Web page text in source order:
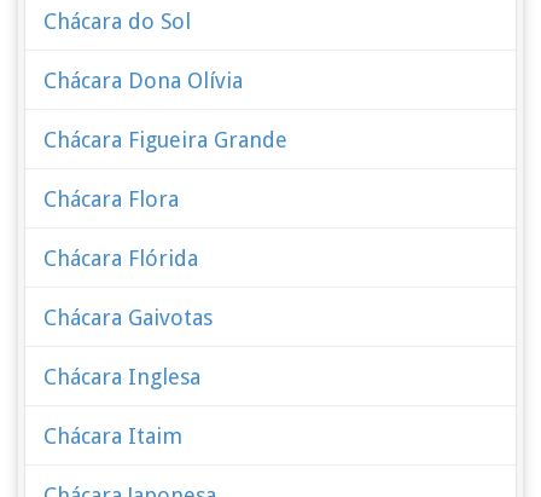
Chácara do Sol
Chácara Dona Olívia
Chácara Figueira Grande
Chácara Flora
Chácara Flórida
Chácara Gaivotas
Chácara Inglesa
Chácara Itaim